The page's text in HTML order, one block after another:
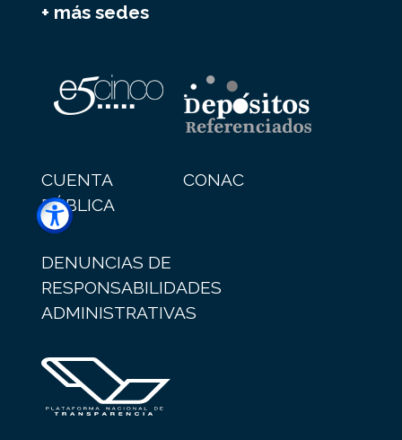
+ más sedes
CUENTA
PÚBLICA
CONAC
DENUNCIAS DE
RESPONSABILIDADES
ADMINISTRATIVAS